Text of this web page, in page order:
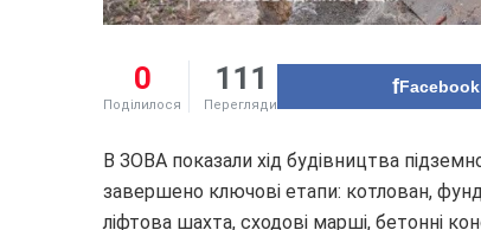
0
Поділилося
111
Перегляди
Facebook
В ЗОВА показали хід будівництва
завершено ключові етапи: котлован,
ліфтова шахта, сходові марші, бетонні